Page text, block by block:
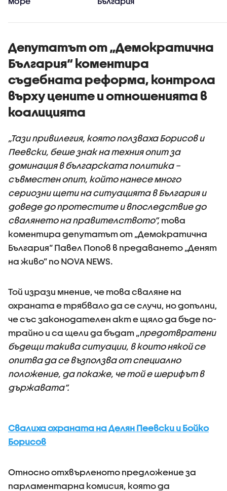
Депутатът от „Демократична
България“ коментира
съдебната реформа, контрола
върху цените и отношенията в
коалицията
„Тази привилегия, която ползваха Борисов и
Пеевски, беше знак на техния опит за
доминация в българската политика –
съвместен опит, който нанесе много
сериозни щети на ситуацията в България и
доведе до протестите и впоследствие до
свалянето на правителството”, това
коментира депутатът от „Демократична
България“ Павел Попов в предаването „Денят
на живо” по NOVA NEWS.
Той изрази мнение, че това сваляне на
охраната е трябвало да се случи, но допълни,
че със законодателен акт е щяло да бъде по-
трайно и са щели да бъдат „предотвратени
бъдещи такива ситуации, в които някой се
опитва да се възползва от специално
положение, да покаже, че той е шерифът в
държавата”.
Свалиха охраната на Делян Пеевски и Бойко
Борисов
Относно отхвърленото предложение за
парламентарна комисия, която да